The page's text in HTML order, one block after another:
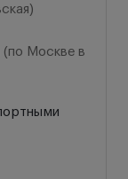
(по Москве в